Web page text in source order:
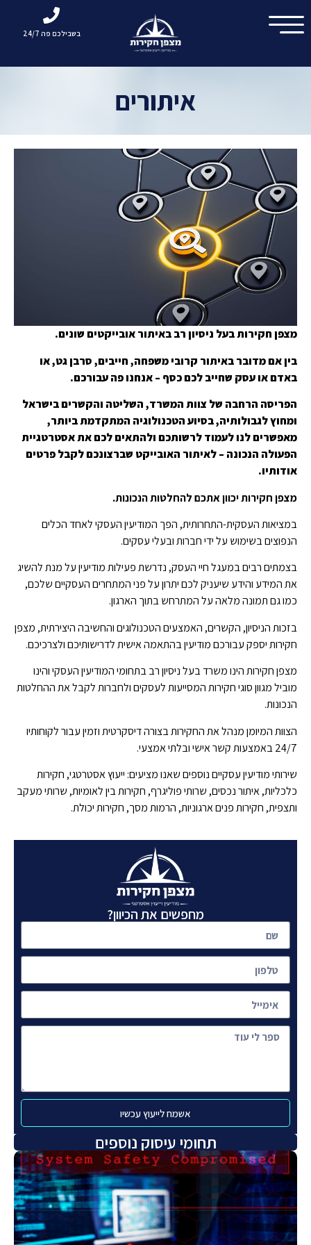
בשבילכם פה 24/7
איתורים
מצפן חקירות בעל ניסיון רב באיתור אובייקטים שונים.
בין אם מדובר באיתור קרובי משפחה, חייבים, סרבן גט, או
באדם או עסק שחייב לכם כסף – אנחנו פה עבורכם.
הפריסה הרחבה של צוות המשרד, השליטה והקשרים בישראל
ומחוץ לגבולותיה, בסיוע הטכנולוגיה המתקדמת ביותר,
מאפשרים לנו לעמוד לרשותכם ולהתאים לכם את אסטרטגיית
הפעולה הנכונה – לאיתור האובייקט שברצונכם לקבל פרטים
אודותיו.
מצפן חקירות יכוון אתכם להחלטות הנכונות.
במציאות העסקית-התחרותית, הפך המודיעין העסקי לאחד הכלים
הנפוצים בשימוש על ידי חברות ובעלי עסקים.
בצמתים רבים במעגל חיי העסק, נדרשת פעילות מודיעין על מנת להשיג
את המידע והידע שיעניק לכם יתרון על פני המתחרים העסקיים שלכם,
כמו גם תמונה מלאה על המתרחש בתוך הארגון.
בזכות הניסיון, הקשרים, האמצעים הטכנולוגים והחשיבה היצירתית, מצפן
חקירות יספק עבורכם מודיעין בהתאמה אישית לדרישותיכם ולצרכיכם.
מצפן חקירות הינו משרד בעל ניסיון רב בתחומי המודיעין העסקי והינו
מוביל מגוון סוגי חקירות המסייעות לעסקים ולחברות לקבל את ההחלטות
הנכונות.
הצוות המיומן מנהל את החקירות בצורה דיסקרטית וזמין עבור לקוחותיו
24/7 באמצעות קשר אישי ובלתי אמצעי.
שירותי מודיעין עסקיים נוספים שאנו מציעים: ייעוץ אסטרטגי, חקירות
כלכליות, איתור נכסים, שרותי פוליגרף, חקירות בין לאומיות, שרותי מעקב
ותצפית, חקירות פנים ארגוניות, הרמות מסך, חקירות יכולת.
מחפשים את הכיוון?
אשמח לייעוץ עכשיו
תחומי עיסוק נוספים